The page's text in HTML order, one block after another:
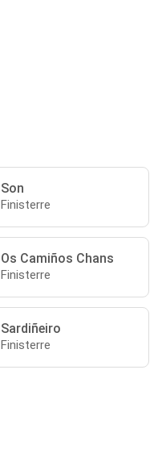
Son
Finisterre
Os Camiños Chans
Finisterre
Sardiñeiro
Finisterre